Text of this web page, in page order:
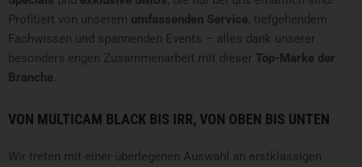
Profitiert von unserem umfassenden Service, tiefgehendem
Fachwissen und spannenden Events – alles dank unserer
besonders engen Zusammenarbeit mit dieser Top-Marke der
Branche
VON MULTICAM BLACK BIS IRR, VON OBEN BIS UNTEN
Wir treten mit einer überlegenen Auswahl an erstklassigen